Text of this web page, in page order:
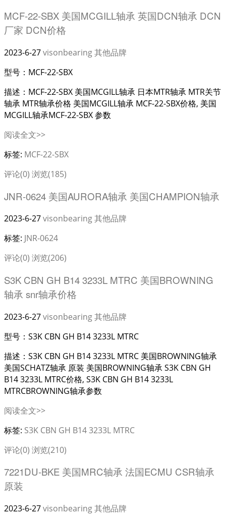
MCF-22-SBX 美国MCGILL轴承 英国DCN轴承 DCN
厂家 DCN价格
2023-6-27visonbearing其他品牌
型号：MCF-22-SBX
描述：MCF-22-SBX 美国MCGILL轴承 日本MTR轴承 MTR关节
轴承 MTR轴承价格 美国MCGILL轴承 MCF-22-SBX价格, 美国
MCGILL轴承MCF-22-SBX 参数
阅读全文>>
标签: MCF-22-SBX
评论(0) 浏览(185)
JNR-0624 美国AURORA轴承 美国CHAMPION轴承
2023-6-27visonbearing其他品牌
标签: JNR-0624
评论(0) 浏览(206)
S3K CBN GH B14 3233L MTRC 美国BROWNING
轴承 snr轴承价格
2023-6-27visonbearing其他品牌
型号：S3K CBN GH B14 3233L MTRC
描述：S3K CBN GH B14 3233L MTRC 美国BROWNING轴承
美国SCHATZ轴承 原装 美国BROWNING轴承 S3K CBN GH
B14 3233L MTRC价格, S3K CBN GH B14 3233L
MTRCBROWNING轴承参数
阅读全文>>
标签: S3K CBN GH B14 3233L MTRC
评论(0) 浏览(210)
7221DU-BKE 美国MRC轴承 法国ECMU CSR轴承
原装
2023-6-27visonbearing其他品牌